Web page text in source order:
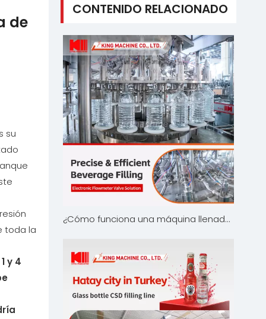
de
su
toda la
y 4
CONTENIDO RELACIONADO
¿Cómo funciona una máquina llenadora de bebidas?